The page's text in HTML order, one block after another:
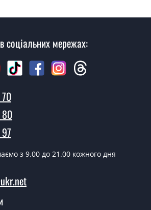
соціальних мережах:
з 9.00 до 21.00 кожного дня